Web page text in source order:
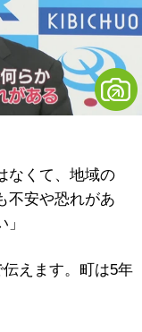
なくて、地域の
不安や恐れがあ
えます。町は5年